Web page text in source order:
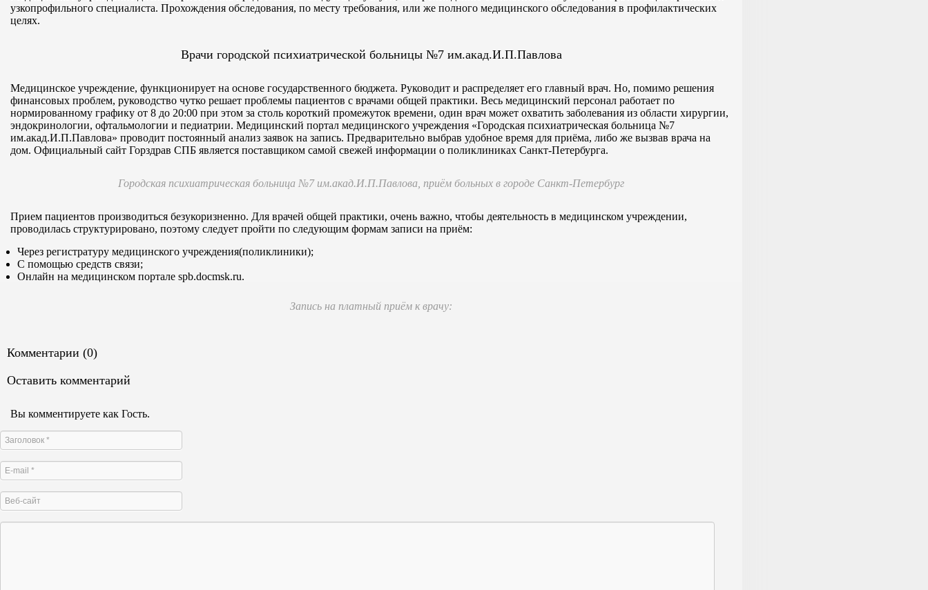
узкопрофильного специалиста. Прохождения обследования, по месту требования, или же полного медицинского обследования в профилактических
целях.
Врачи городской психиатрической больницы №7 им.акад.И.П.Павлова
Медицинское учреждение, функционирует на основе государственного бюджета. Руководит и распределяет его главный врач. Но, помимо решения
финансовых проблем, руководство чутко решает проблемы пациентов с врачами общей практики. Весь медицинский персонал работает по
нормированному графику от 8 до 20:00 при этом за столь короткий промежуток времени, один врач может охватить заболевания из области хирургии,
эндокринологии, офтальмологии и педиатрии. Медицинский портал медицинского учреждения «Городская психиатрическая больница №7
им.акад.И.П.Павлова» проводит постоянный анализ заявок на запись. Предварительно выбрав удобное время для приёма, либо же вызвав врача на
дом. Официальный сайт Горздрав СПБ является поставщиком самой свежей информации о поликлиниках Санкт-Петербурга.
Городская психиатрическая больница №7 им.акад.И.П.Павлова, приём больных в городе Санкт-Петербург
Прием пациентов производиться безукоризненно. Для врачей общей практики, очень важно, чтобы деятельность в медицинском учреждении,
проводилась структурировано, поэтому следует пройти по следующим формам записи на приём:
Через регистратуру медицинского учреждения(поликлиники);
С помощью средств связи;
Онлайн на медицинском портале spb.docmsk.ru.
Запись на платный приём к врачу:
Комментарии (0)
Оставить комментарий
Вы комментируете как Гость.